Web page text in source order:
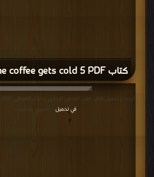
كتاب Before the coffee gets cold 5 PDF
قراءة و تحميل كتاب كتاب القاضي الإداري و الأمر القضائي PDF مجانا | مكتبة >
في تحميل
| التحميل : مرة/مرات